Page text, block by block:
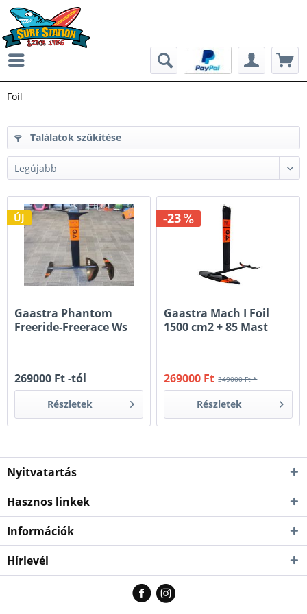
Foil
Találatok szűkítése
ÚJ
Gaastra Phantom
Freeride-Freerace Ws
269000 Ft -tól
Részletek
-23
Gaastra Mach I Foil
1500 cm2 + 85 Mast
349000 Ft *
269000 Ft
Részletek
Nyitvatartás
Hasznos linkek
Információk
Hírlevél